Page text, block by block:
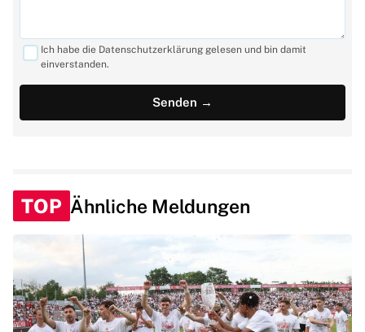
Ich habe die Datenschutzerklärung gelesen und bin damit
einverstanden.
TOP Ähnliche Meldungen